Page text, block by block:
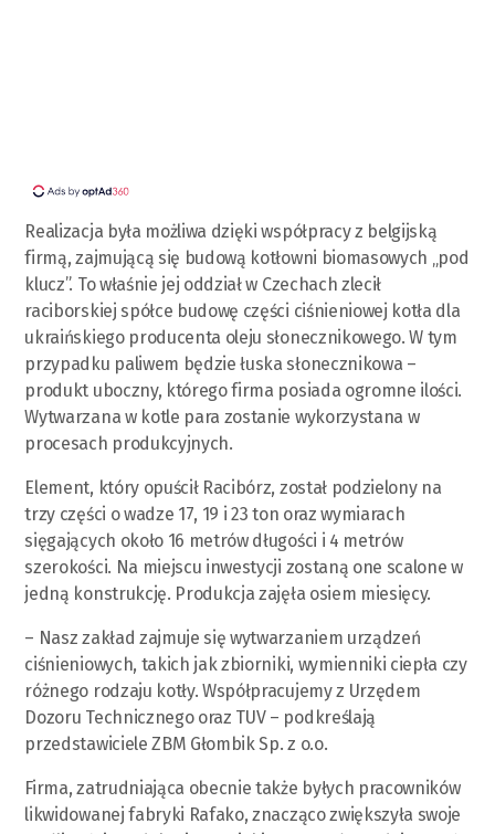
Realizacja była możliwa dzięki współpracy z belgijską
firmą, zajmującą się budową kotłowni biomasowych „pod
klucz”. To właśnie jej oddział w Czechach zlecił
raciborskiej spółce budowę części ciśnieniowej kotła dla
ukraińskiego producenta oleju słonecznikowego. W tym
przypadku paliwem będzie łuska słonecznikowa –
produkt uboczny, którego firma posiada ogromne ilości.
Wytwarzana w kotle para zostanie wykorzystana w
procesach produkcyjnych.
Element, który opuścił Racibórz, został podzielony na
trzy części o wadze 17, 19 i 23 ton oraz wymiarach
sięgających około 16 metrów długości i 4 metrów
szerokości. Na miejscu inwestycji zostaną one scalone w
jedną konstrukcję. Produkcja zajęła osiem miesięcy.
– Nasz zakład zajmuje się wytwarzaniem urządzeń
ciśnieniowych, takich jak zbiorniki, wymienniki ciepła czy
różnego rodzaju kotły. Współpracujemy z Urzędem
Dozoru Technicznego oraz TUV – podkreślają
przedstawiciele ZBM Głombik Sp. z o.o.
Firma, zatrudniająca obecnie także byłych pracowników
likwidowanej fabryki Rafako, znacząco zwiększyła swoje